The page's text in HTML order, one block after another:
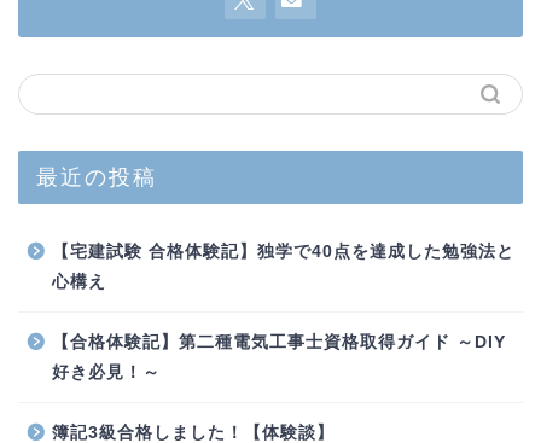
最近の投稿
【宅建試験 合格体験記】独学で40点を達成した勉強法と
心構え
【合格体験記】第二種電気工事士資格取得ガイド ～DIY
好き必見！～
簿記3級合格しました！【体験談】